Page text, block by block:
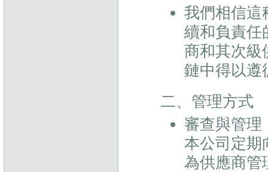
我們相信這
續和負責任
商和其次級
鏈中得以遵
二、管理方式
審查與管理
本公司定期
為供應商管